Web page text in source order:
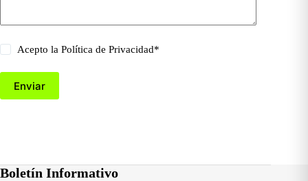
Acepto laPolítica de Privacidad*
Enviar
Boletín Informativo